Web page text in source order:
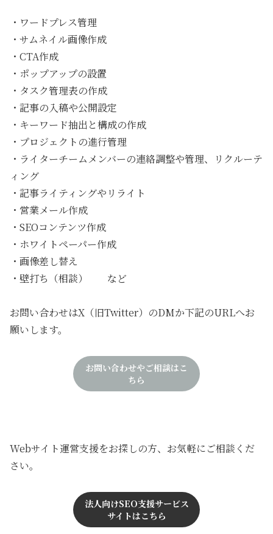
・ワードプレス管理
・サムネイル画像作成
・CTA作成
・ポップアップの設置
・タスク管理表の作成
・記事の入稿や公開設定
・キーワード抽出と構成の作成
・プロジェクトの進行管理
・ライターチームメンバーの連絡調整や管理、リクルーテ
ィング
・記事ライティングやリライト
・営業メール作成
・SEOコンテンツ作成
・ホワイトペーパー作成
・画像差し替え
・壁打ち（相談） など
お問い合わせはX（旧Twitter）のDMか下記のURLへお
願いします。
お問い合わせやご相談はこ
ちら
Webサイト運営支援をお探しの方、お気軽にご相談くだ
さい。
法人向けSEO支援サービス
サイトはこちら